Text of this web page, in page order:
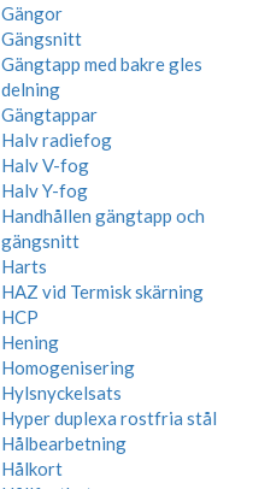
Gängor
Gängsnitt
Gängtapp med bakre gles
delning
Gängtappar
Halv radiefog
Halv V-fog
Halv Y-fog
Handhållen gängtapp och
gängsnitt
Harts
HAZ vid Termisk skärning
HCP
Hening
Homogenisering
Hylsnyckelsats
Hyper duplexa rostfria stål
Hålbearbetning
Hålkort